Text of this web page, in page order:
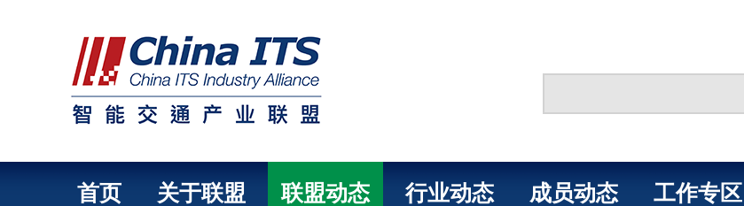
首页 关于联盟 联盟动态 行业动态 成员动态 工作专区